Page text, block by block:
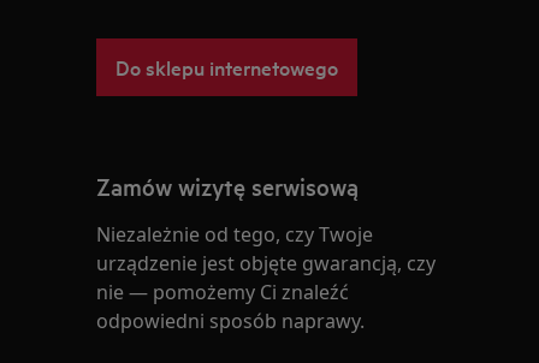
Do sklepu internetowego
Zamów wizytę serwisową
Niezależnie od tego, czy Twoje
urządzenie jest objęte gwarancją, czy
nie — pomożemy Ci znaleźć
odpowiedni sposób naprawy.